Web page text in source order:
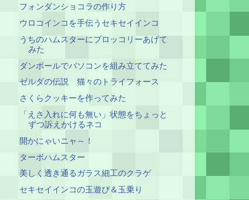
フォンダンショコラの作り方
ウロコインコを手伝うセキセイインコ
うちのハムスターにブロッコリーあげて
みた
ダンボールでパソコンを組み立ててみた
ゼルダの伝説 猫々のトライフォース
さくらクッキーを作ってみた
「えさ入れに何も無い」状態をちょっと
ずつ訴えかけるネコ
開かにゃいニャ～！
ターボハムスター
美しく透き通るガラス細工のクラゲ
セキセイインコの玉遊び＆玉乗り